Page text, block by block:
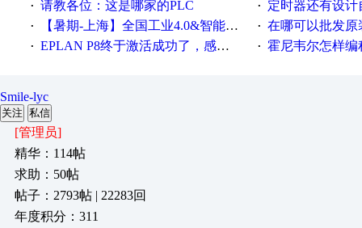
· 请教各位：这是哪家的PLC · 定时器还有设
· 【暑期-上海】全国工业4.0&智能制造高级培训班通知！ · 在哪可以批发原装正品
· EPLAN P8终于激活成功了，感谢网上无私的高人！ · 霍尼韦尔怎样编
Smile-lyc
关注 私信
[管理员]
精华：114帖
求助：50帖
帖子：2793帖 | 22283回
年度积分：311